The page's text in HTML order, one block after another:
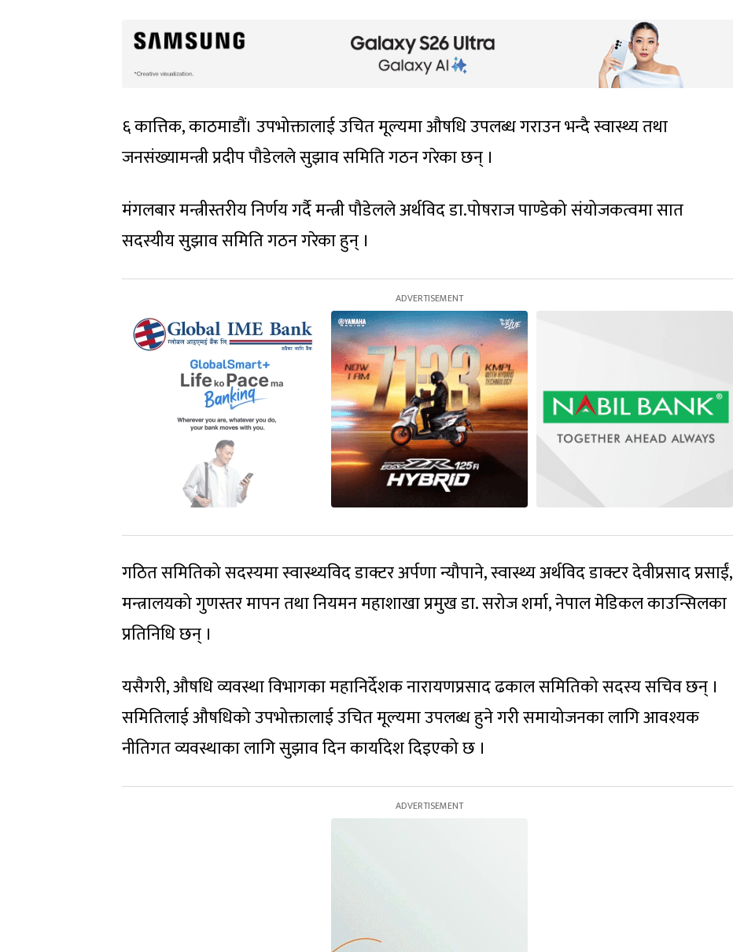
६ कात्तिक, काठमाडौं। उपभोक्तालाई उचित मूल्यमा औषधि उपलब्ध गराउन भन्दै स्वास्थ्य तथा
जनसंख्यामन्त्री प्रदीप पौडेलले सुझाव समिति गठन गरेका छन् ।
मंगलबार मन्त्रीस्तरीय निर्णय गर्दै मन्त्री पौडेलले अर्थविद डा.पोषराज पाण्डेको संयोजकत्वमा सात
सदस्यीय सुझाव समिति गठन गरेका हुन् ।
गठित समितिको सदस्यमा स्वास्थ्यविद डाक्टर अर्पणा न्यौपाने, स्वास्थ्य अर्थविद डाक्टर देवीप्रसाद प्रसाईं,
मन्त्रालयको गुणस्तर मापन तथा नियमन महाशाखा प्रमुख डा. सरोज शर्मा, नेपाल मेडिकल काउन्सिलका
प्रतिनिधि छन् ।
यसैगरी, औषधि व्यवस्था विभागका महानिर्देशक नारायणप्रसाद ढकाल समितिको सदस्य सचिव छन् ।
समितिलाई औषधिको उपभोक्तालाई उचित मूल्यमा उपलब्ध हुने गरी समायोजनका लागि आवश्यक
नीतिगत व्यवस्थाका लागि सुझाव दिन कार्यादेश दिइएको छ ।